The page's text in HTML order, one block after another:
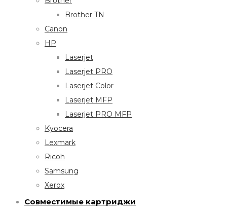
Brother TN
Canon
HP
Laserjet
Laserjet PRO
Laserjet Color
Laserjet MFP
Laserjet PRO MFP
Kyocera
Lexmark
Ricoh
Samsung
Xerox
Совместимые картриджи